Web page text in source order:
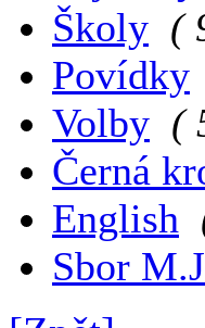
Školy (
Povídky
Volby (
Černá
English
Sbor